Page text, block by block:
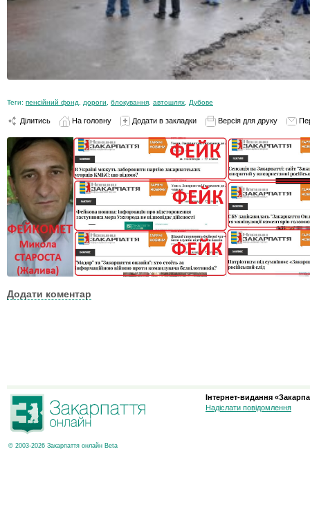
Теги: пенсійний фонд дороги блокування автошлях Дубове
Ділитись На головну Додати в закладки Версія для друку
Додати коментар
© 2003-2026 Закарпаття онлайн Beta
Інтернет-видання
Надіслати повідомлення